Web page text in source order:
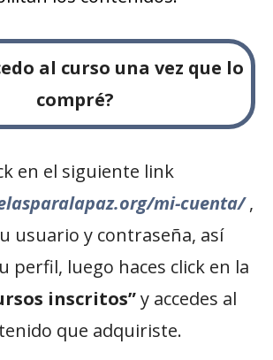
al curso una vez que lo
compré?
en el siguiente link
mi-cuenta/,
usuario y contraseña, así
perfil, luego haces click en la
inscritos”y accedes al
que adquiriste.